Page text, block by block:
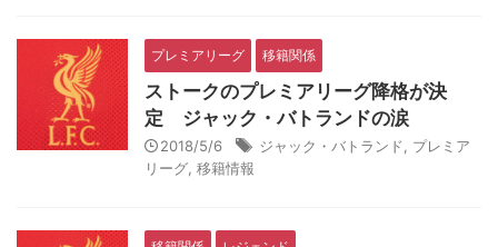
プレミアリーグ 移籍関係
ストークのプレミアリーグ降格が決
定 ジャック・バトランドの涙
2018/5/6 ジャック・バトランド
プレミア
リーグ 移籍情報